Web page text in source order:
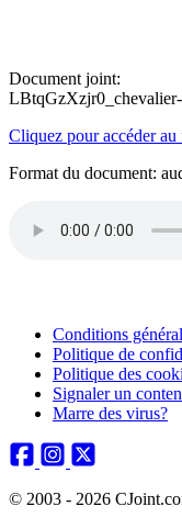
Document joint:
LBtqGzXzjr0_chevalier-
Cliquez pour accéder
Format du document:
Conditions
Politique de
Politique des
Signaler un
Marre des virus?
© 2003 - 2026